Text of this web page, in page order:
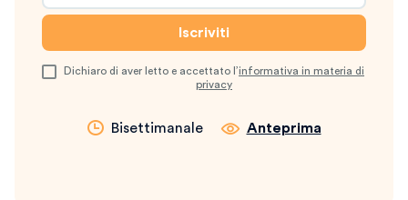
Dichiaro di aver letto e accettato l’informativa in materia di
privacy
Bisettimanale Anteprima